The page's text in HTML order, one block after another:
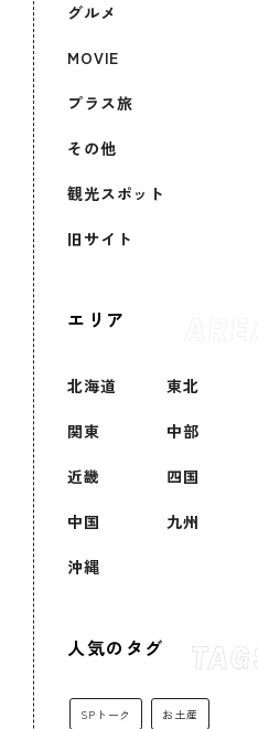
グルメ
MOVIE
プラス旅
その他
観光スポット
旧サイト
エリア
北海道 東北
関東 中部
近畿 四国
中国 九州
沖縄
人気のタグ
SPトーク お土産